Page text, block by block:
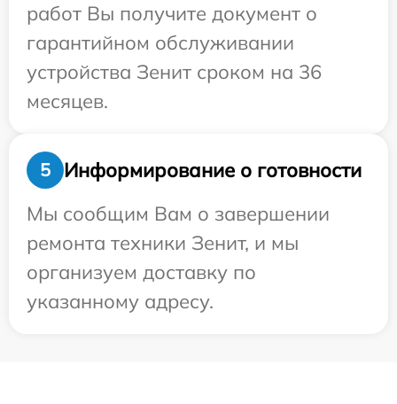
работ Вы получите документ о
гарантийном обслуживании
устройства Зенит сроком на 36
месяцев.
5
Информирование о готовности
Мы сообщим Вам о завершении
ремонта техники Зенит, и мы
организуем доставку по
указанному адресу.